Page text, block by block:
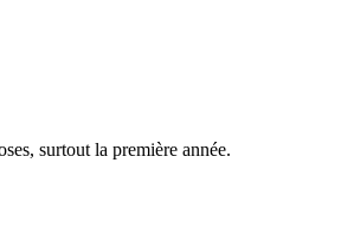
surtout la première année.